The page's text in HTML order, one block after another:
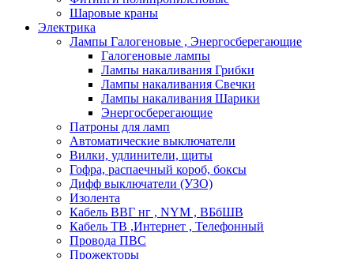
Шаровые краны
Электрика
Лампы Галогеновые , Энергосберегающие
Галогеновые лампы
Лампы накаливания Грибки
Лампы накаливания Свечки
Лампы накаливания Шарики
Энергосберегающие
Патроны для ламп
Автоматические выключатели
Вилки, удлинители, щиты
Гофра, распаечный короб, боксы
Дифф выключатели (УЗО)
Изолента
Кабель ВВГ нг , NYM , ВБбШВ
Кабель ТВ ,Интернет , Телефонный
Провода ПВС
Прожекторы